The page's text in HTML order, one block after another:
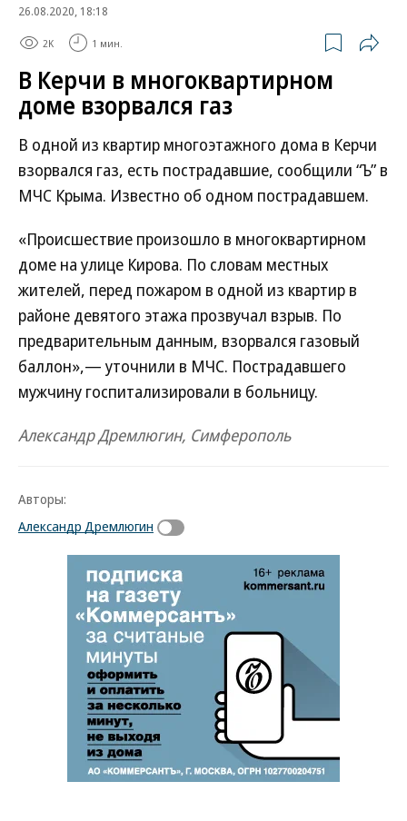
26.08.2020, 18:18
2K 1 мин.
В Керчи в многоквартирном
доме взорвался газ
В одной из квартир многоэтажного дома в Керчи
взорвался газ, есть пострадавшие, сообщили “Ъ” в
МЧС Крыма. Известно об одном пострадавшем.
«Происшествие произошло в многоквартирном
доме на улице Кирова. По словам местных
жителей, перед пожаром в одной из квартир в
районе девятого этажа прозвучал взрыв. По
предварительным данным, взорвался газовый
баллон»,— уточнили в МЧС. Пострадавшего
мужчину госпитализировали в больницу.
Александр Дремлюгин, Симферополь
Авторы:
Александр Дремлюгин